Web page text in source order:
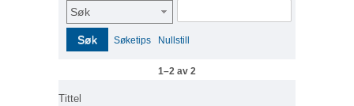
Søk
Søk Søketips Nullstill
1–2 av 2
Tittel